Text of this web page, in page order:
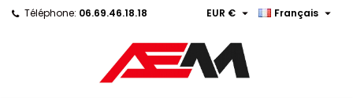
Téléphone: 06.69.46.18.18 Français 
EUR € 